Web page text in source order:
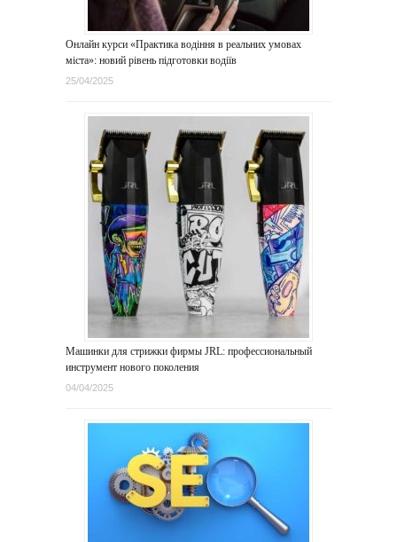
Онлайн курси «Практика водіння в реальних умовах
міста»: новий рівень підготовки водіїв
25/04/2025
Машинки для стрижки фирмы JRL: профессиональный
инструмент нового поколения
04/04/2025